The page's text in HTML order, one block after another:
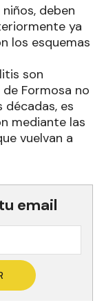
deben
ya
los esquemas
son
Formosa no
es
mediante las
vuelvan a
email